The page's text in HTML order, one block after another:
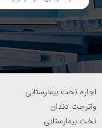
اجاره تخت بیمارستانی
واترجت دندان
تخت بیمارستانی